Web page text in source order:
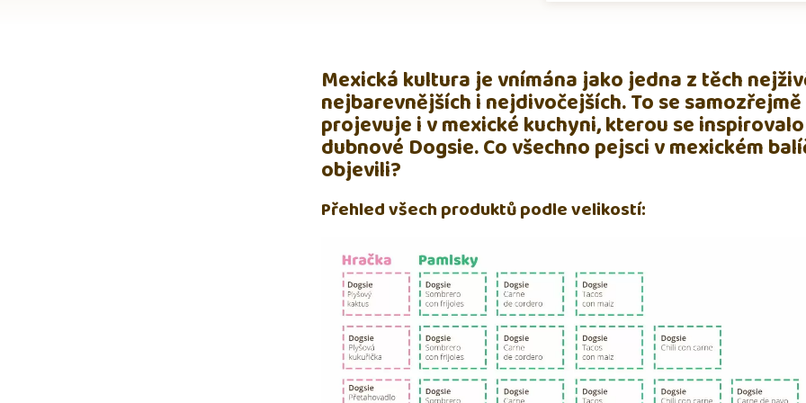
Mexická kultura je vnímána jako jedna z těch
nejbarevnějších i nejdivočejších. To se samozřejmě
projevuje i v mexické kuchyni, kterou se inspirovalo
dubnové Dogsie. Co všechno pejsci v mexickém
objevili?
Přehled všech produktů podle velikostí: